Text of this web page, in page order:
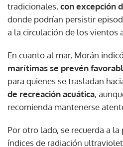
tradicionales, con excepción
donde podrían persistir
a la circulación de los vientos
En cuanto al mar, Morán
marítimas se prevén
para quienes se trasladan
de recreación acuática,
recomienda mantenerse
Por otro lado, se recuerda a
índices de radiación